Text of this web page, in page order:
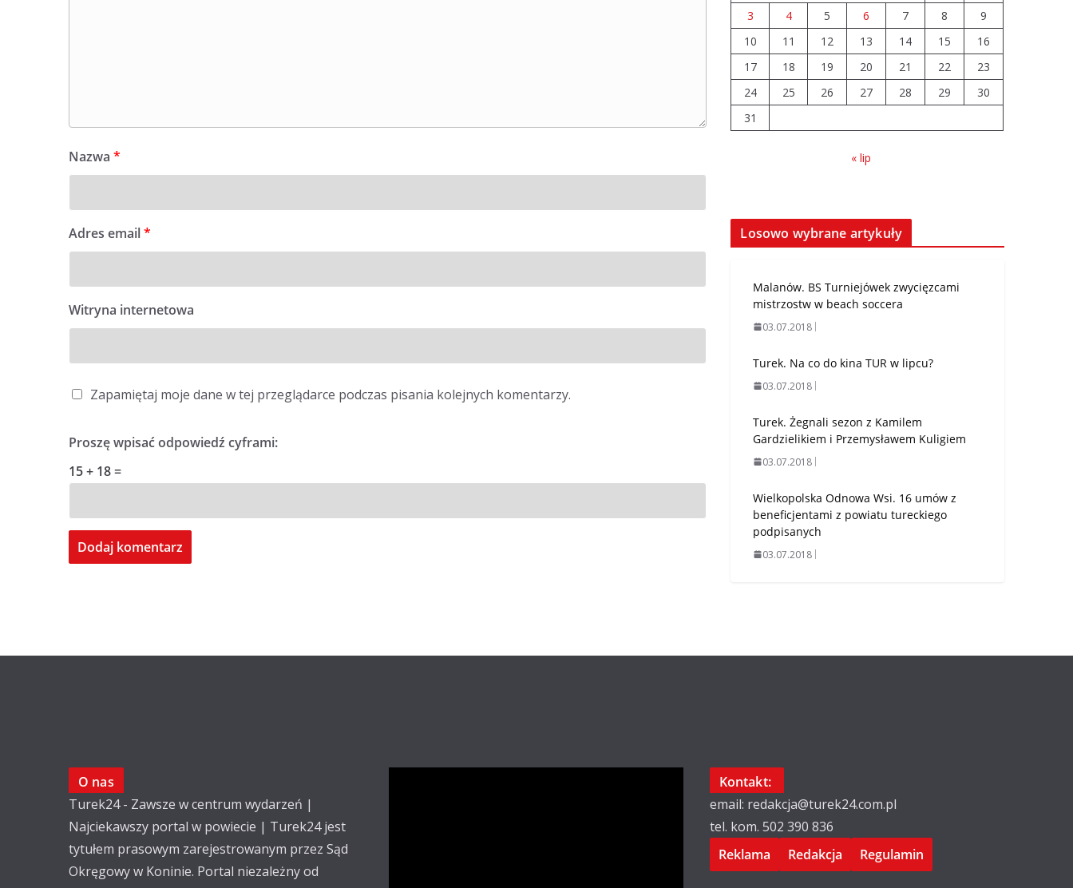
Nazwa *
Adres email*
Witryna internetowa
Zapamiętaj moje dane w tej przeglądarce podczas pisania kolejnych komentarzy.
Proszę wpisać odpowiedź cyframi:
15 + 18 =
3
4 5 6 7 8
9
10
11 12 13 14 15
16
17
18 19 20 21 22
23
24
25 26 27 28 29
30
31
« lip
Losowo wybrane artykuły
Malanów. BS Turniejówek zwycięzcami
mistrzostw w beach soccera
03.07.2018
Turek. Na co do kina TUR w lipcu?
03.07.2018
Turek. Żegnali sezon z Kamilem
Gardzielikiem i Przemysławem Kuligiem
03.07.2018
Wielkopolska Odnowa Wsi. 16 umów z
beneficjentami z powiatu tureckiego
podpisanych
03.07.2018
O nas
Turek24 - Zawsze w centrum wydarzeń |
Najciekawszy portal w powiecie | Turek24 jest
tytułem prasowym zarejestrowanym przez Sąd
Okręgowy w Koninie. Portal niezależny od
Kontakt:
email: redakcja@turek24.com.pl
tel. kom. 502 390 836
Reklama
Redakcja Regulamin